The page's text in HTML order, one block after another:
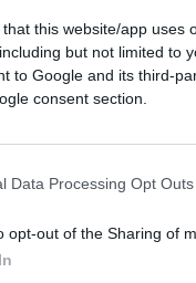
that this website/app
but not limited to
to Google and its third-
consent section.
Data Processing Opt Outs
opt-out of the Sharing of